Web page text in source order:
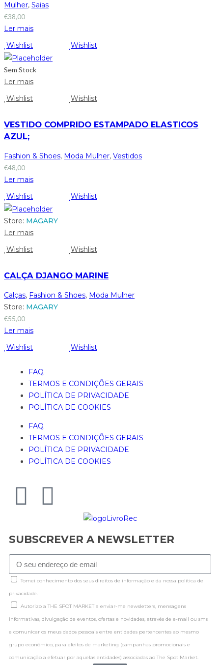
Mulher, Saias
€38,00
Ler mais
Wishlist
Wishlist
Sem Stock
Ler mais
Wishlist
Wishlist
VESTIDO COMPRIDO ESTAMPADO ELASTICOS
AZUL;
Fashion & Shoes, Moda Mulher, Vestidos
€48,00
Ler mais
Wishlist
Wishlist
Store: MAGARY
Ler mais
Wishlist
Wishlist
CALÇA DJANGO MARINE
Calças, Fashion & Shoes, Moda Mulher
Store: MAGARY
€55,00
Ler mais
Wishlist
Wishlist
FAQ
TERMOS E CONDIÇÕES GERAIS
POLÍTICA DE PRIVACIDADE
POLÍTICA DE COOKIES
FAQ
TERMOS E CONDIÇÕES GERAIS
POLÍTICA DE PRIVACIDADE
POLÍTICA DE COOKIES
SUBSCREVER A NEWSLETTER
Tomei conhecimento dos seus direitos de informação e da nossa politica de
privacidade.
Autorizo a THE SPOT MARKET a enviar-me newsletters, mensagens
informativas, divulgação de eventos, ofertas e novidades, através de e-mail ou sms
e comunicar os meus dados pessoais entre entidades pertencentes ao mesmo
grupo económico, para efeitos de marketing (campanhas promocionais e
comunicação a efetuar por aquelas entidades) associadas ao The Spot Market.